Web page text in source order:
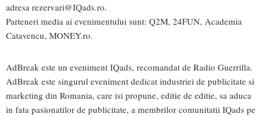
adresa rezervari@IQads.ro.
Parteneri media ai evenimentului sunt: Q2M, 24FUN, Academia
Catavencu, MONEY.ro.
AdBreak este un eveniment IQads, recomandat de Radio Guerrilla.
AdBreak este singurul eveniment dedicat industriei de publicitate si
marketing din Romania, care isi propune, editie de editie, sa aduca
in fata pasionatilor de publicitate, a membrilor comunitatii IQads pe